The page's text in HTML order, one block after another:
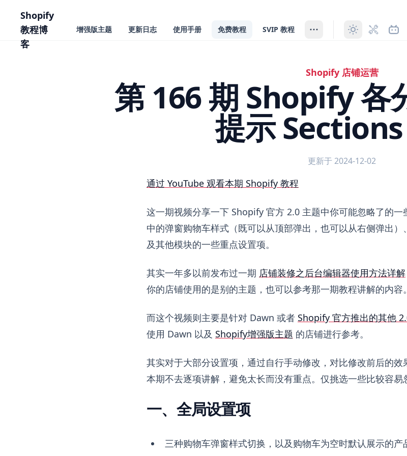
要内容Shopify
教程博
客
增强版主题 更新日志 使用手册 免费教程 SVIP 教程
Shopify 店铺运营
第 166 期 Shopify 各
提示
更新于 2024-12-02
第 166 期 Shopify 各分区模块用法提示 Sections Tips
通过 YouTube 观看本期 Shopify 教程
这一期视频分享一下 Shopify 官方 2.0 主题中你可能忽略了的
中的弹窗购物车样式（既可以从顶部弹出，也可以从右侧弹出
及其他模块的一些重点设置项。
其实一年多以前发布过一期 店铺装修之后台编辑器使用方法详解
你的店铺使用的是别的主题，也可以参考那一期教程讲解的内容。
而这个视频则主要是针对 Dawn 或者 Shopify 官方推出的其他
使用 Dawn 以及 Shopify增强版主题 的店铺进行参考。
其实对于大部分设置项，通过自行手动修改，对比修改前后的
本期不去逐项讲解，避免太长而没有重点。仅挑选一些比较容易
一、全局设置项
三种购物车弹窗样式切换，以及购物车为空时默认展示的产